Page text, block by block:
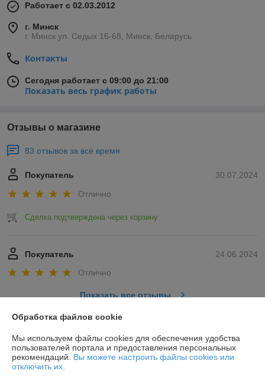
Работает с 02.03.2012
г. Минск
г. Минск ул. Седых 16-68, Минск, Беларусь
Контакты
Сегодня работает с 09:00 до 21:00
Показать весь график работы
Отзывы о магазине
83 отзывов за всё время
30.07.2024
Покупатель
Отлично
Сделка подтверждена через корзину
24.06.2024
Покупатель
Отлично
Показать все отзывы
О нас
Контакты
Обработка файлов cookie
Мы используем файлы cookies для обеспечения удобства
пользователей портала и предоставления персональных
рекомендаций. Вы можете настроить файлы cookies или
отключить их.